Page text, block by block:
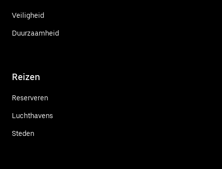
Veiligheid
Duurzaamheid
Reizen
Reserveren
Luchthavens
Steden